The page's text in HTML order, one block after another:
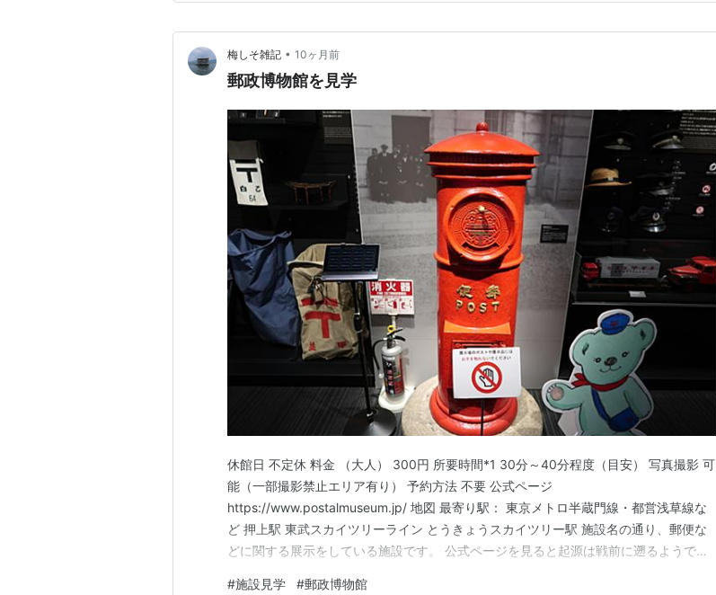
梅しそ雑記 • 10ヶ月前
郵政博物館を見学
休館日 不定休 料金 （大人） 300円 所要時間*1 30分～40分程度（目安） 写真撮影 可
能（一部撮影禁止エリア有り） 予約方法 不要 公式ページ
https://www.postalmuseum.jp/ 地図 最寄り駅： 東京メトロ半蔵門線・都営浅草線な
ど 押上駅 東武スカイツリーライン とうきょうスカイツリー駅 施設名の通り、郵便な
どに関する展示をしている施設です。 公式ページを見ると起源は戦前に遡るようで歴
#施設見学 #郵政博物館